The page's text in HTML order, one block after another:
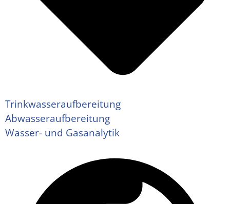
Trinkwasseraufbereitung
Abwasseraufbereitung
Wasser- und Gasanalytik